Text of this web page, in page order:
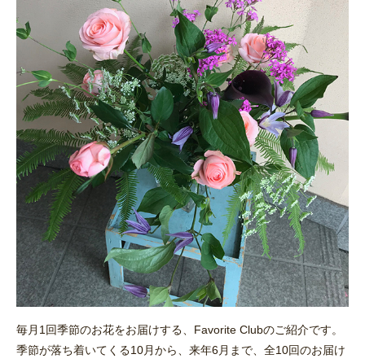
毎月1回季節のお花をお届けする、Favorite Clubのご紹介です。
季節が落ち着いてくる10月から、来年6月まで、全10回のお届け